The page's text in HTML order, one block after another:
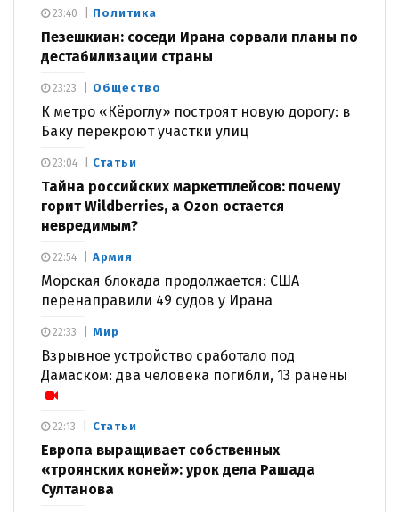
Политика
Пезешкиан: соседи Ирана сорвали планы по
дестабилизации страны
23:40
Общество
К метро «Кёроглу» построят новую дорогу: в
Баку перекроют участки улиц
23:23
Статьи
Тайна российских маркетплейсов: почему
горит Wildberries, а Ozon остается
невредимым?
23:04
Армия
Морская блокада продолжается: США
перенаправили 49 судов у Ирана
22:54
Мир
Взрывное устройство сработало под
Дамаском: два человека погибли, 13 ранены
22:33
Статьи
Европа выращивает собственных
«троянских коней»: урок дела Рашада
Султанова
22:13